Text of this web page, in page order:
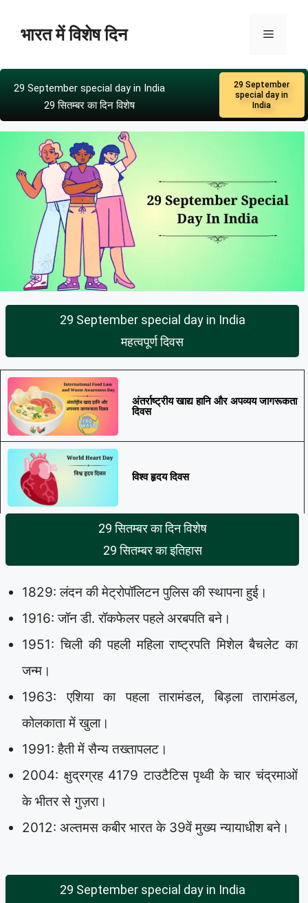
भारत में विशेष दिन
29 September special day in India
29 सितम्बर का दिन विशेष
29 September
special day in
India
29 September special day in India
महत्वपूर्ण दिवस
अंतर्राष्ट्रीय खाद्य हानि और अपव्यय जागरूकता
दिवस
विश्व हृदय दिवस
29 सितम्बर का दिन विशेष
29 सितम्बर का इतिहास
1829: लंदन की मेट्रोपॉलिटन पुलिस की स्थापना हुई।
1916: जॉन डी. रॉकफेलर पहले अरबपति बने।
1951: चिली की पहली महिला राष्ट्रपति मिशेल बैचलेट का
जन्म।
1963: एशिया का पहला तारामंडल, बिड़ला तारामंडल,
कोलकाता में खुला।
1991: हैती में सैन्य तख्तापलट।
2004: क्षुद्रग्रह 4179 टाउटैटिस पृथ्वी के चार चंद्रमाओं
के भीतर से गुज़रा।
2012: अल्तमस कबीर भारत के 39वें मुख्य न्यायाधीश बने।
29 September special day in India